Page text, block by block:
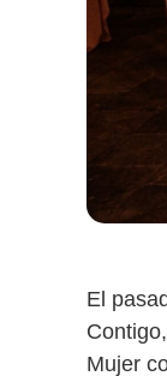
El
Mujer